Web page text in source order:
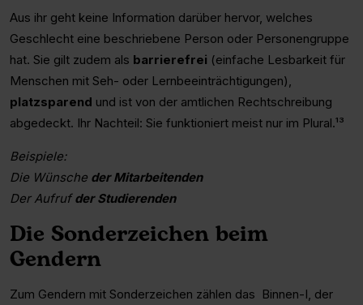
Aus ihr geht keine Information darüber hervor, welches
Geschlecht eine beschriebene Person oder Personengruppe
hat. Sie gilt zudem als barrierefrei (einfache Lesbarkeit für
Menschen mit Seh- oder Lernbeeinträchtigungen),
platzsparend und ist von der amtlichen Rechtschreibung
abgedeckt. Ihr Nachteil: Sie funktioniert meist nur im Plural.¹³
Beispiele:
Die Wünsche der Mitarbeitenden
Der Aufrufder Studierenden
Die Sonderzeichen beim
Gendern
Zum Gendern mit Sonderzeichen zählen das Binnen-I, der